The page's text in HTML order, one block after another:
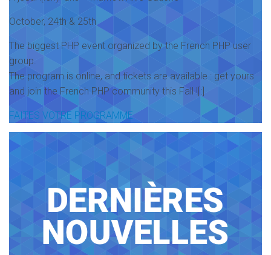
October, 24th & 25th
The biggest PHP event organized by the French PHP user
group.
The program is online, and tickets are available : get yours
and join the French PHP community this Fall ![:]
FAITES VOTRE PROGRAMME